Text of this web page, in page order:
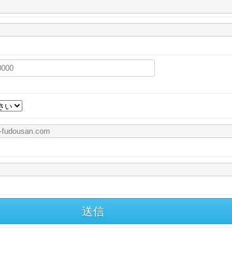
送信